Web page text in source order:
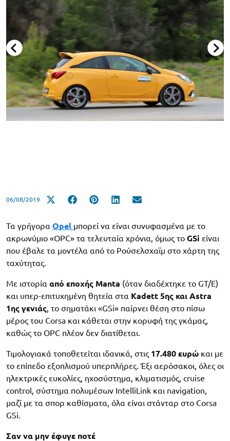
06/08/2019
Τα γρήγορα Opel μπορεί να είναι συνυφασμένα με το
ακρωνύμιο «OPC» τα τελευταία χρόνια, όμως το GSi είναι
που έβαλε τα μοντέλα από το Ρούσελσχαϊμ στο χάρτη της
ταχύτητας.
Με ιστορία από εποχής Manta (όταν διαδέχτηκε το GT/E)
και υπερ-επιτυχημένη θητεία στα Kadett 5ης και Astra
1ης γενιάς, το σηματάκι «GSi» παίρνει θέση στο πίσω
μέρος του Corsa και κάθεται στην κορυφή της γκάμας,
καθώς το OPC πλέον δεν διατίθεται.
Τιμολογιακά τοποθετείται ιδανικά, στις 17.480 ευρώ και με
το επίπεδο εξοπλισμού υπερπλήρες. Έξι αερόσακοι, όλες οι
ηλεκτρικές ευκολίες, ηχοσύστημα, κλιματισμός, cruise
control, σύστημα πολυμέσων IntelliLink και navigation,
μαζί με τα σπορ καθίσματα, όλα είναι στάνταρ στο Corsa
GSi.
Σαν να μην έφυγε ποτέ